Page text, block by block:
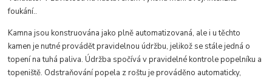
foukání..
Kamna jsou konstruována jako plně automatizovaná, ale i u těchto
kamen je nutné provádět pravidelnou údržbu, jelikož se stále jedná o
topení na tuhá paliva. Údržba spočívá v pravidelné kontrole popelníku a
topeniště. Odstraňování popela z roštu je prováděno automaticky,